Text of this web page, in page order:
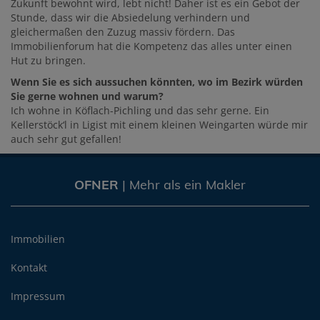
Zukunft bewohnt wird, lebt nicht! Daher ist es ein Gebot der
Stunde, dass wir die Absiedelung verhindern und
gleichermaßen den Zuzug massiv fördern. Das
Immobilienforum hat die Kompetenz das alles unter einen
Hut zu bringen.
Wenn Sie es sich aussuchen könnten, wo im Bezirk würden
Sie gerne wohnen und warum?
Ich wohne in Köflach-Pichling und das sehr gerne. Ein
Kellerstöck‘l in Ligist mit einem kleinen Weingarten würde mir
auch sehr gut gefallen!
OFNER | Mehr als ein Makler
Immobilien
Kontakt
Impressum